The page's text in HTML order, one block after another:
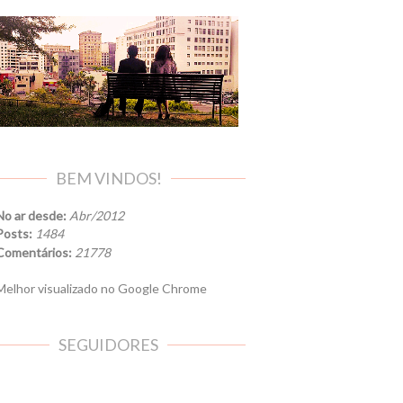
BEM VINDOS!
ar desde: Abr/2012
1484
21778
visualizado no Google Chrome
SEGUIDORES